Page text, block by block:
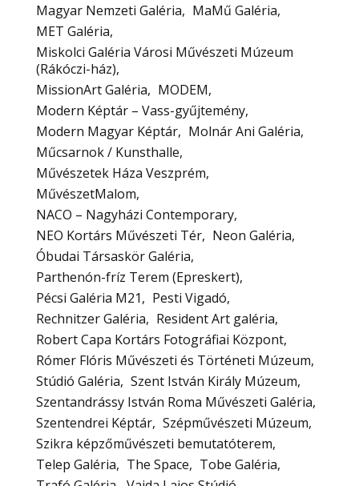
Magyar Nemzeti Galéria
MaMű Galéria
MET Galéria
Miskolci Galéria Városi Művészeti Múzeum
(Rákóczi-ház)
MissionArt Galéria
MODEM
Modern Képtár – Vass-gyűjtemény
Modern Magyar Képtár
Molnár Ani Galéria
Műcsarnok / Kunsthalle
Művészetek Háza Veszprém
MűvészetMalom
NACO – Nagyházi Contemporary
NEO Kortárs Művészeti Tér
Neon Galéria
Óbudai Társaskör Galéria
Parthenón-fríz Terem (Epreskert)
Pécsi Galéria M21
Pesti Vigadó
Rechnitzer Galéria
Resident Art galéria
Robert Capa Kortárs Fotográfiai Központ
Rómer Flóris Művészeti és Történeti Múzeum
Stúdió Galéria
Szent István Király Múzeum
Szentandrássy István Roma Művészeti Galéria
Szentendrei Képtár Szépművészeti Múzeum
Szikra képzőművészeti bemutatóterem
Telep Galéria
The Space
Tobe Galéria